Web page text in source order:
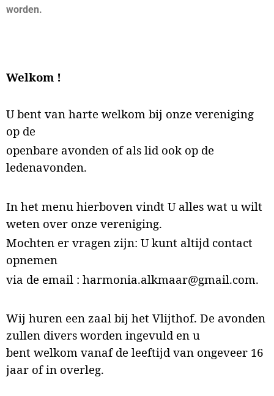
worden.
Welkom !
U bent van harte welkom bij onze vereniging
op de
openbare avonden of als lid ook op de
ledenavonden.
In het menu hierboven vindt U alles wat u wilt
weten over onze vereniging.
Mochten er vragen zijn: U kunt altijd contact
opnemen
via de email : harmonia.alkmaar@gmail.com.
Wij huren een zaal bij het Vlijthof. De avonden
zullen divers worden ingevuld en u
bent welkom vanaf de leeftijd van ongeveer 16
jaar of in overleg.